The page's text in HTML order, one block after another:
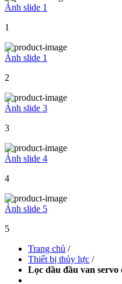
Ảnh slide 1
1
Ảnh slide 1
2
Ảnh slide 3
3
Ảnh slide 4
4
Ảnh slide 5
5
Trang chủ /
Thiết bị thủy lực /
Lọc dầu đầu van